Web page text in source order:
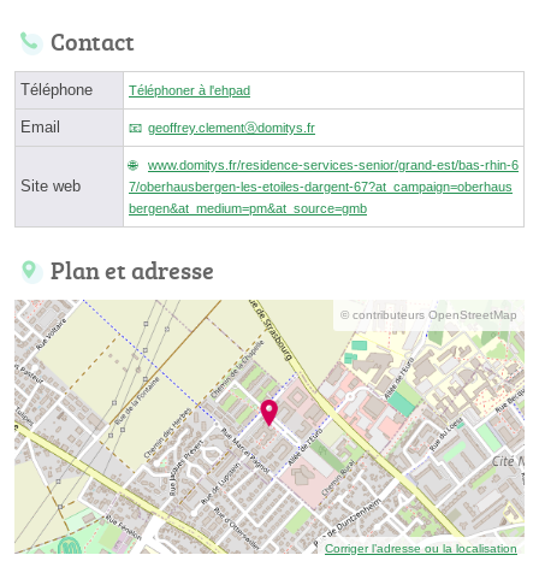
Contact
Téléphone Téléphoner à l'ehpad
Email geoffrey.clementⓐdomitys.fr
Site web
www.domitys.fr/residence-services-senior/grand-est/bas-rhin-6
7/oberhausbergen-les-etoiles-dargent-67?at_campaign=oberhaus
bergen&at_medium=pm&at_source=gmb
Plan et adresse
© contributeurs OpenStreetMap
Corriger l’adresse ou la localisation